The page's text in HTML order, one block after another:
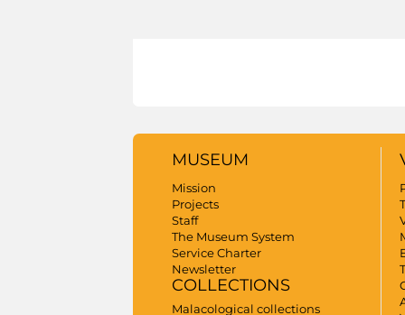
MUSEUM
Mission
Projects
Staff
The Museum System
Service Charter
Newsletter
COLLECTIONS
Malacological collections